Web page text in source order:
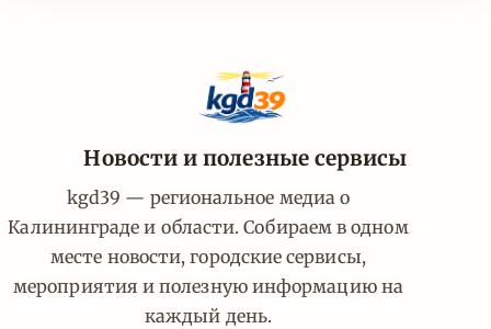
Новости и полезные сервисы
kgd39 — региональное медиа о
Калининграде и области. Собираем в одном
месте новости, городские сервисы,
мероприятия и полезную информацию на
каждый день.